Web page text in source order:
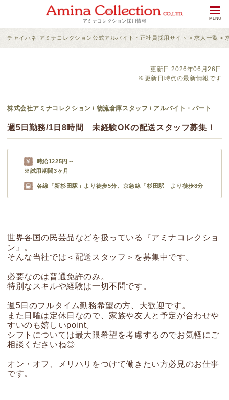
- アミナコレクション採用情報 -
チャイハネ-アミナコレクション公式アルバイト・正社員採用サイト > 求人一覧 >
更新日:2026年06月26日
※更新日時点の最新情報です
株式会社アミナコレクション / 物流倉庫スタッフ / アルバイト・パート
週5日勤務/1日8時間 未経験OKの配送スタッフ募集！
時給1225円～
※試用期間3ヶ月
各線「新杉田駅」より徒歩5分、京急線「杉田駅」より徒歩8分
世界各国の民芸品などを扱っている『アミナコレクショ
ン』。
そんな当社では＜配送スタッフ＞を募集中です。
必要なのは普通免許のみ。
特別なスキルや経験は一切不問です。
週5日のフルタイム勤務希望の方、大歓迎です。
また日曜は定休日なので、家族や友人と予定が合わせや
すいのも嬉しいpoint。
シフトについては最大限希望を考慮するのでお気軽にご
相談くださいね◎
オン・オフ、メリハリをつけて働きたい方必見のお仕事
です。